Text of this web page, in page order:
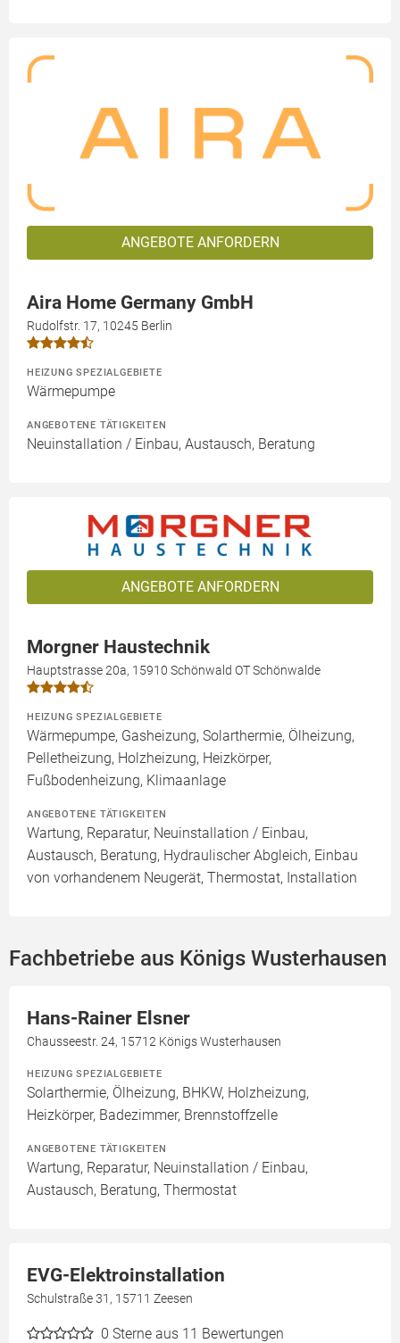
ANGEBOTE ANFORDERN
Aira Home Germany GmbH
Rudolfstr. 17, 10245 Berlin
HEIZUNG SPEZIALGEBIETE
Wärmepumpe
ANGEBOTENE TÄTIGKEITEN
Neuinstallation / Einbau, Austausch, Beratung
ANGEBOTE ANFORDERN
Morgner Haustechnik
Hauptstrasse 20a, 15910 Schönwald OT Schönwalde
HEIZUNG SPEZIALGEBIETE
Wärmepumpe, Gasheizung, Solarthermie, Ölheizung,
Pelletheizung, Holzheizung, Heizkörper,
Fußbodenheizung, Klimaanlage
ANGEBOTENE TÄTIGKEITEN
Wartung, Reparatur, Neuinstallation / Einbau,
Austausch, Beratung, Hydraulischer Abgleich, Einbau
von vorhandenem Neugerät, Thermostat, Installation
Fachbetriebe aus Königs Wusterhausen
Hans-Rainer Elsner
Chausseestr. 24, 15712 Königs Wusterhausen
HEIZUNG SPEZIALGEBIETE
Solarthermie, Ölheizung, BHKW, Holzheizung,
Heizkörper, Badezimmer, Brennstoffzelle
ANGEBOTENE TÄTIGKEITEN
Wartung, Reparatur, Neuinstallation / Einbau,
Austausch, Beratung, Thermostat
EVG-Elektroinstallation
Schulstraße 31, 15711 Zeesen
0 Sterne aus 11 Bewertungen